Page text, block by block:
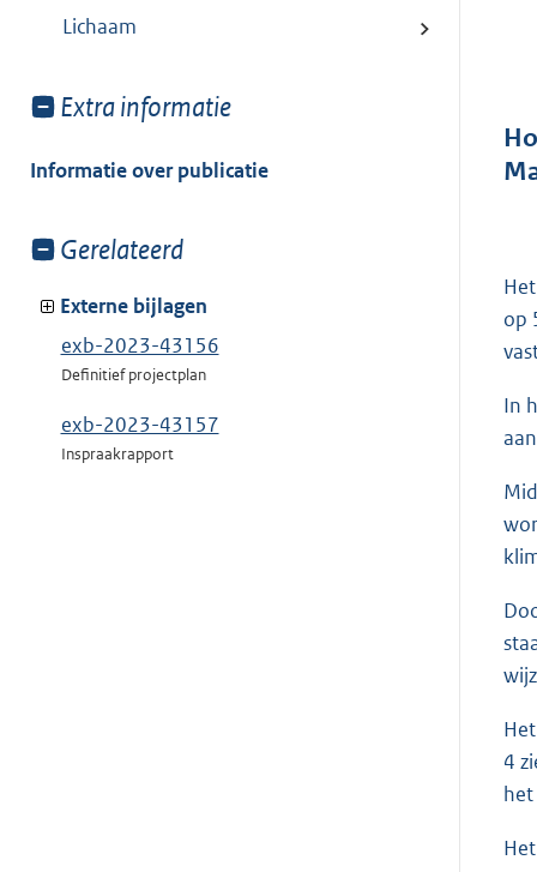
Lichaam
Toon
van:
Extra informatie
Informatie over publicatie
Toon
van:
Gerelateerd
Externe bijlagen
exb-2023-43156
Definitief projectplan
exb-2023-43157
Inspraakrapport
op
In
4